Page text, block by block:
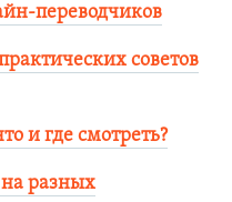
переводчиков
советов
и где смотреть?
на разных